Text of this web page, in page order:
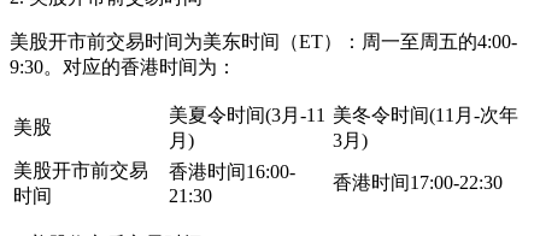
美股开市前交易时间为美东时间（ET）：周一至周五的4:00-
9:30。对应的香港时间为：
美股
美夏令时间(3月-11
月)
美冬令时间(11月-次年
3月)
美股开市前交易
时间
香港时间16:00-
21:30
香港时间17:00-22:30